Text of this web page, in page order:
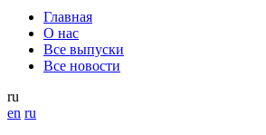
Главная
О нас
Все выпуски
Все новости
ru
en ru